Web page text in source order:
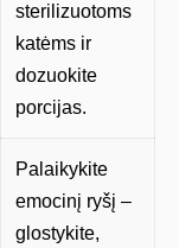
sterilizuotoms
katėms ir
dozuokite
porcijas.
Palaikykite
emocinį ryšį –
glostykite,